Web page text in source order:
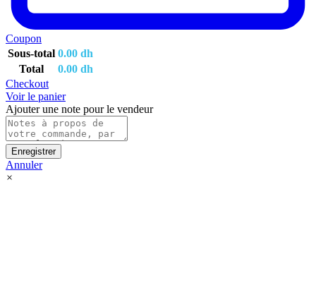
Coupon
Sous-total 0.00 dh
Total
0.00 dh
Checkout
Voir le panier
Ajouter une note pour le vendeur
Enregistrer
Annuler
×